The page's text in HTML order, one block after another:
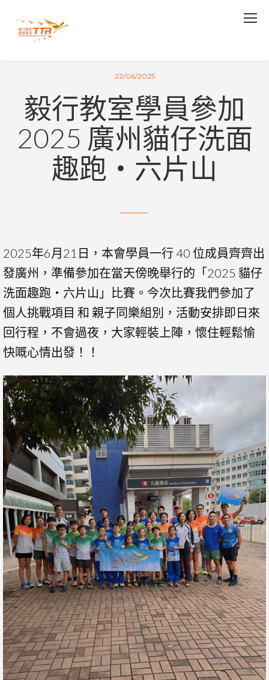
22/06/2025
毅行教室學員參加
2025 廣州貓仔洗面
趣跑・六片山
2025年6月21日，本會學員一行 40 位成員齊齊出
發廣州，準備參加在當天傍晚舉行的「2025 貓仔
洗面趣跑・六片山」比賽。今次比賽我們參加了
個人挑戰項目 和 親子同樂組別，活動安排即日來
回行程，不會過夜，大家輕裝上陣，懷住輕鬆愉
快嘅心情出發！！